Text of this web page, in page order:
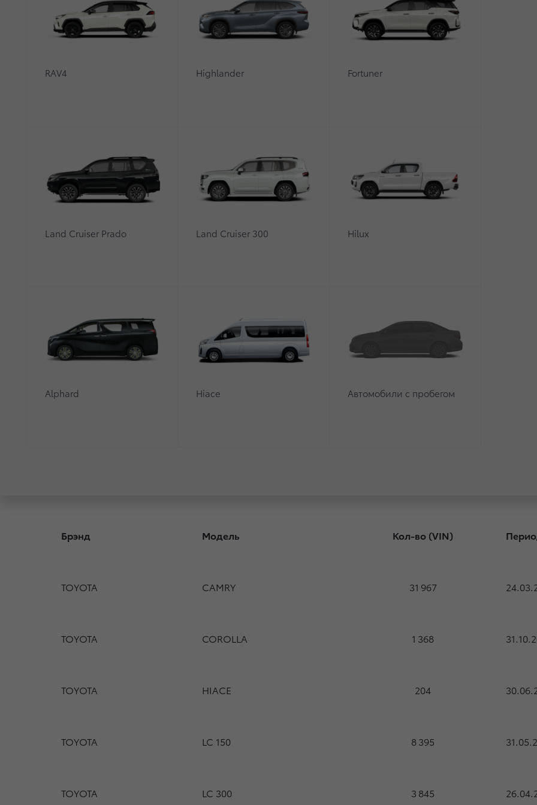
RAV4 Highlander Fortuner
Land Cruiser Prado Land Cruiser 300 Hilux
Alphard Hiace Автомобили с пробегом
(Росстандарт).
На автомобилях, попадающих под действие данной отзывной кампании, из-за особенностей
данных, существует вероятность того, что в случае серьезной аварии, автомобиль не сможет
Брэнд Модель Кол-во (VIN)
TOYOTA CAMRY 31 967
TOYOTA COROLLA 1 368
TOYOTA HIACE 204
TOYOTA LC 150 8 395
TOYOTA LC 300 3 845